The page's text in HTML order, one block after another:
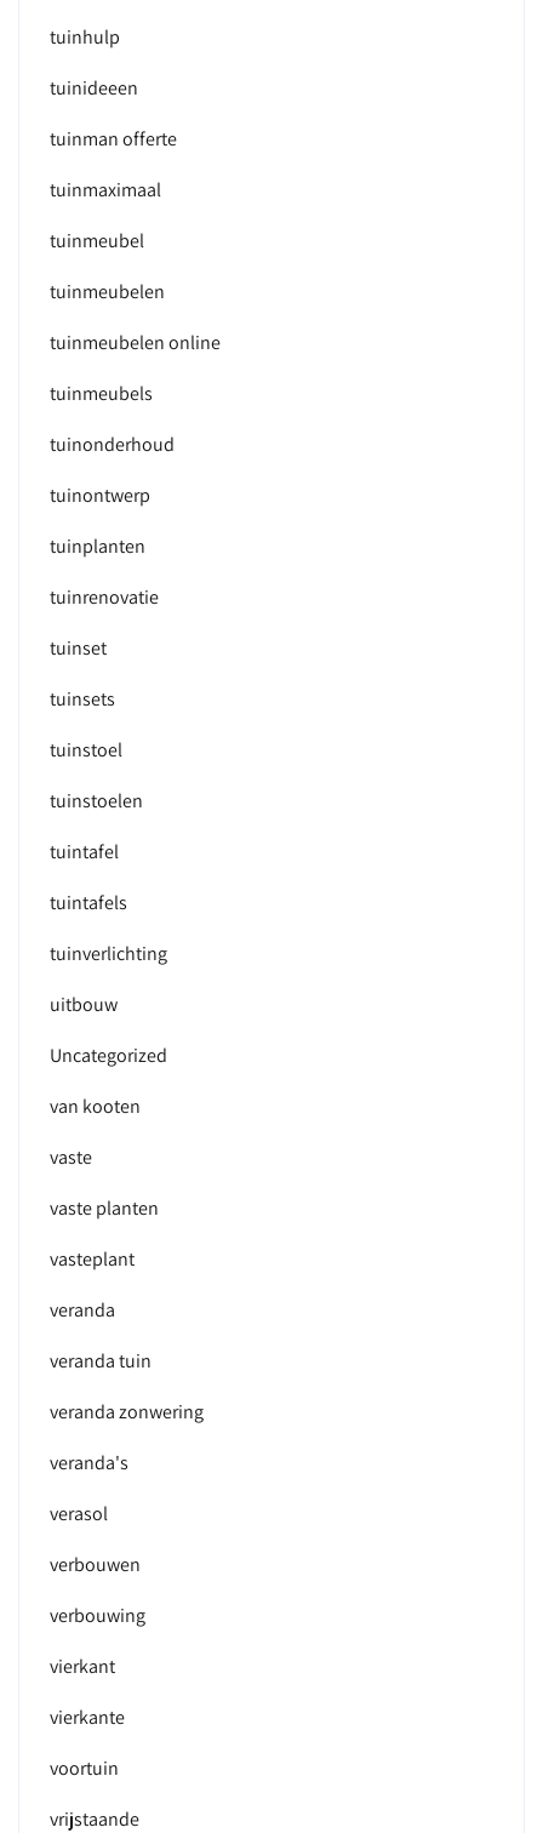
tuinhulp
tuinideeen
tuinman offerte
tuinmaximaal
tuinmeubel
tuinmeubelen
tuinmeubelen online
tuinmeubels
tuinonderhoud
tuinontwerp
tuinplanten
tuinrenovatie
tuinset
tuinsets
tuinstoel
tuinstoelen
tuintafel
tuintafels
tuinverlichting
uitbouw
Uncategorized
van kooten
vaste
vaste planten
vasteplant
veranda
veranda tuin
veranda zonwering
veranda's
verasol
verbouwen
verbouwing
vierkant
vierkante
voortuin
vrijstaande